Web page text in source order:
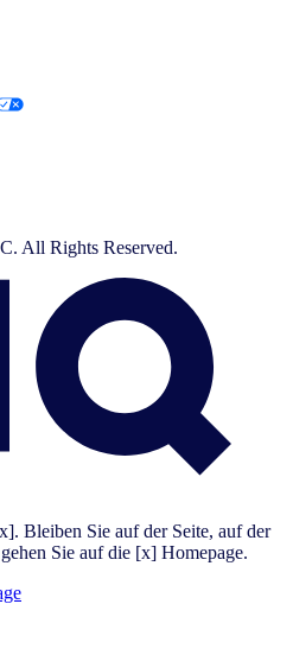
All Rights Reserved.
Bleiben Sie auf der Seite, auf der
Sie auf die [x] Homepage.